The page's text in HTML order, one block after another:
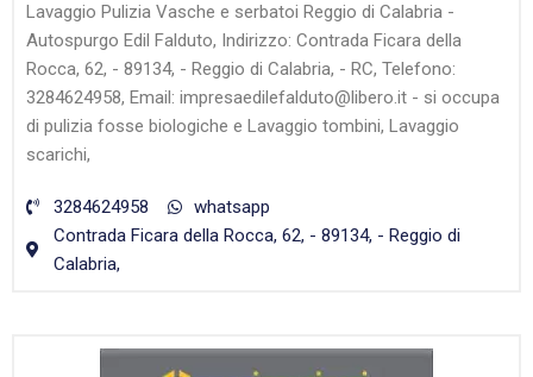
Lavaggio Pulizia Vasche e serbatoi Reggio di Calabria -
Autospurgo Edil Falduto, Indirizzo: Contrada Ficara della
Rocca, 62, - 89134, - Reggio di Calabria, - RC, Telefono:
3284624958, Email: impresaedilefalduto@libero.it - si occupa
di pulizia fosse biologiche e Lavaggio tombini, Lavaggio
scarichi,
3284624958
whatsapp
Contrada Ficara della Rocca, 62, - 89134, - Reggio di
Calabria,